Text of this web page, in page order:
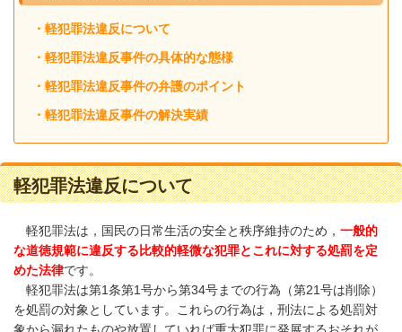
・軽犯罪法違反について
・軽犯罪法違反事件の具体的な態様
・軽犯罪法違反事件の弁護のポイント
・軽犯罪法違反事件の解決実績
軽犯罪法違反について
軽犯罪法は，国民の日常生活の安全と秩序維持のため， 一般的
な道徳規範に違反する比較的軽微な犯罪とこれに対する処罰を定
めた法律です。
軽犯罪法は第1条第1号から第34号までの行為（第21号は削除）
を処罰の対象としています。これらの行為は，刑法による処罰対